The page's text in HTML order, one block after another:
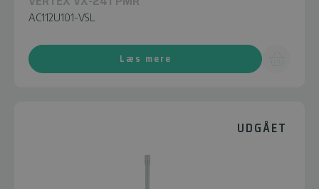
AC112U101-VSL
Læs mere
UDGÅET